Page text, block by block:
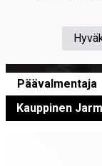
Päävalmentaja
Kauppinen